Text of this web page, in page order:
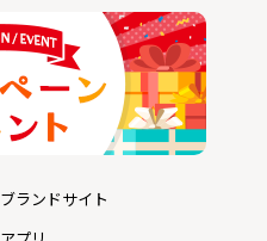
ブランドサイト